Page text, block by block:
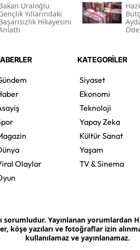
Uraloğlu
Yıllarındaki
Hikayesini
Olaylar
KATEGORİLER
Siyaset
Ekonomi
Teknoloji
Yapay Zeka
Kültür Sanat
Yaşam
TV & Sinema
sorumludur. Yayınlanan
köşe yazıları ve fotoğraflar izin
kullanılamaz ve yayınlanamaz.